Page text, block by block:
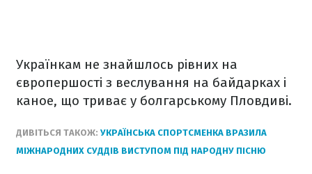
Українкам не знайшлось рівних на
європершості з веслування на байдарках і
каное, що триває у болгарському Пловдиві.
ДИВІТЬСЯ ТАКОЖ: УКРАЇНСЬКА СПОРТСМЕНКА ВРАЗИЛА
МІЖНАРОДНИХ СУДДІВ ВИСТУПОМ ПІД НАРОДНУ ПІСНЮ